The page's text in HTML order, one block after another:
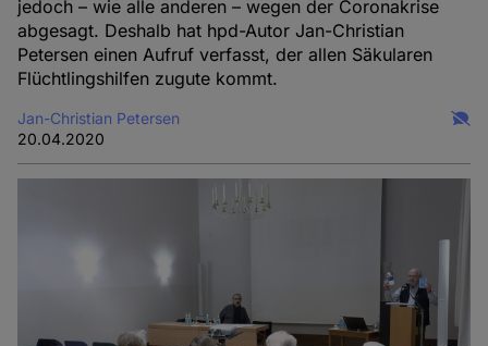
jedoch – wie alle anderen – wegen der Coronakrise
abgesagt. Deshalb hat hpd-Autor Jan-Christian
Petersen einen Aufruf verfasst, der allen Säkularen
Flüchtlingshilfen zugute kommt.
Jan-Christian Petersen
20.04.2020